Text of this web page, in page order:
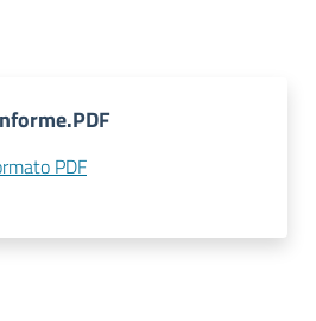
PDF